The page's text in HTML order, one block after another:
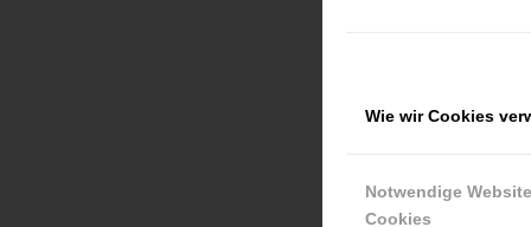
Wie wir Cookies
Notwendige Website
Cookies
Current